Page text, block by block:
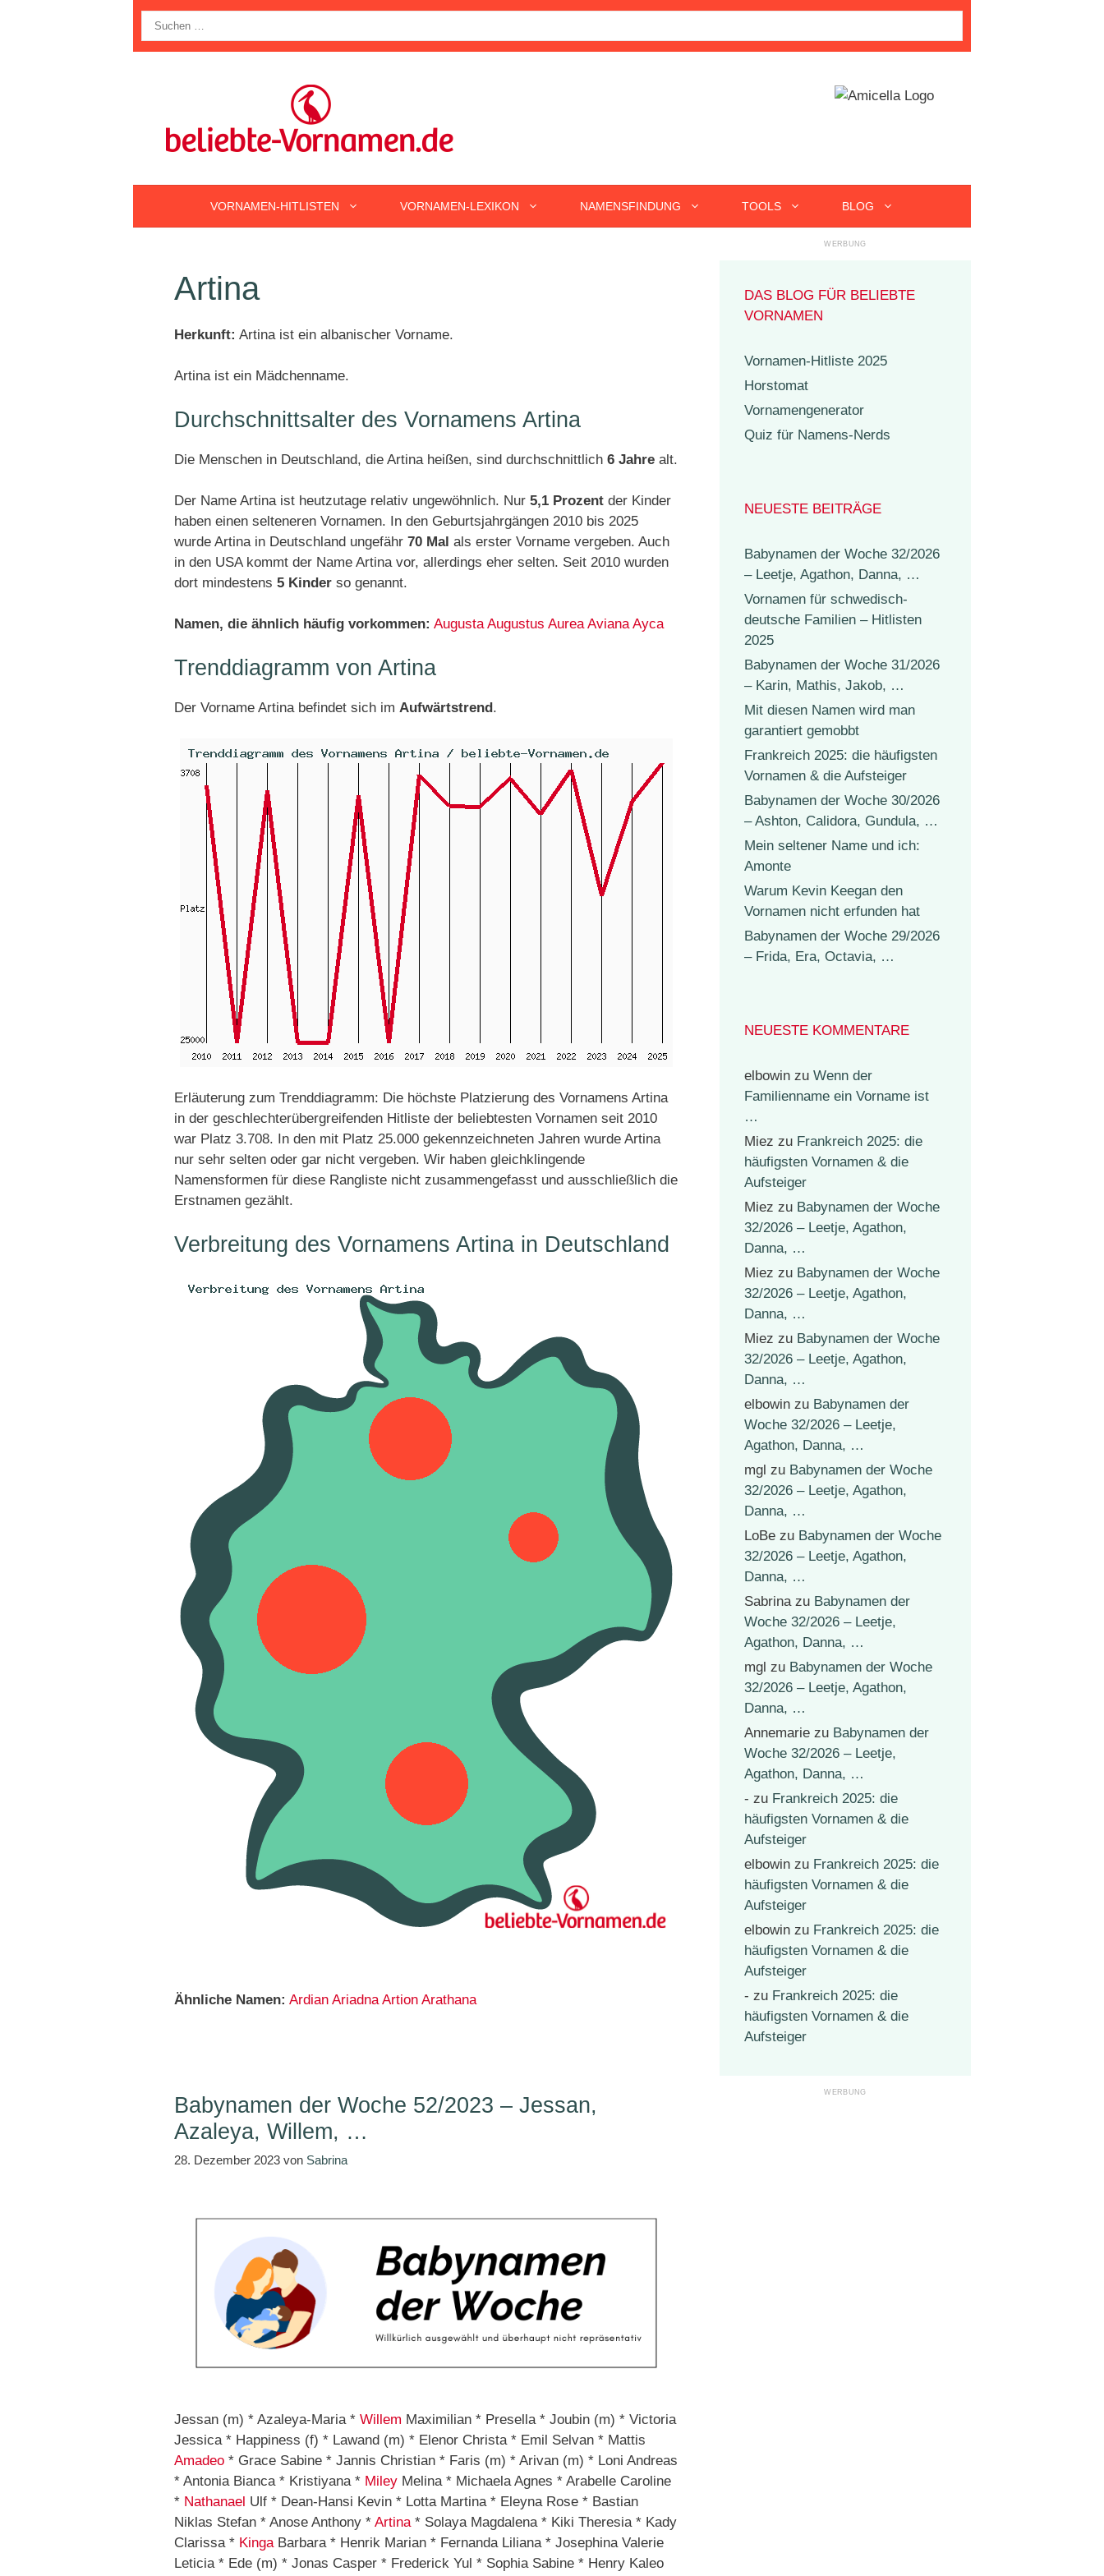
nach:
VORNAMEN-HITLISTEN VORNAMEN-LEXIKON NAMENSFINDUNG TOOLS BLOG
Artina
Herkunft: Artina ist ein albanischer Vorname.
Artina ist ein Mädchenname.
Durchschnittsalter des Vornamens Artina
Die Menschen in Deutschland, die Artina heißen, sind durchschnittlich 6 Jahre alt.
Der Name Artina ist heutzutage relativ ungewöhnlich. Nur 5,1 Prozent der Kinder
haben einen selteneren Vornamen. In den Geburtsjahrgängen 2010 bis 2025
wurde Artina in Deutschland ungefähr 70 Mal als erster Vorname vergeben. Auch
in den USA kommt der Name Artina vor, allerdings eher selten. Seit 2010 wurden
dort mindestens 5 Kinder so genannt.
Namen, die ähnlich häufig vorkommen: Augusta Augustus Aurea Aviana Ayca
Trenddiagramm von Artina
Der Vorname Artina befindet sich im Aufwärtstrend.
Erläuterung zum Trenddiagramm: Die höchste Platzierung des Vornamens Artina
in der geschlechterübergreifenden Hitliste der beliebtesten Vornamen seit 2010
war Platz 3.708. In den mit Platz 25.000 gekennzeichneten Jahren wurde Artina
nur sehr selten oder gar nicht vergeben. Wir haben gleichklingende
Namensformen für diese Rangliste nicht zusammengefasst und ausschließlich die
Erstnamen gezählt.
Verbreitung des Vornamens Artina in Deutschland
Ähnliche Namen: Ardian Ariadna Artion Arathana
Babynamen der Woche 52/2023 – Jessan,
Azaleya, Willem, …
28. Dezember 2023 von Sabrina
Jessan (m) * Azaleya-Maria * Willem Maximilian * Presella * Joubin (m) * Victoria
Jessica * Happiness (f) * Lawand (m) * Elenor Christa * Emil Selvan * Mattis
Amadeo * Grace Sabine * Jannis Christian * Faris (m) * Arivan (m) * Loni Andreas
* Antonia Bianca * Kristiyana * Miley Melina * Michaela Agnes * Arabelle Caroline
* Nathanael Ulf * Dean-Hansi Kevin * Lotta Martina * Eleyna Rose * Bastian
Niklas Stefan * Anose Anthony * Artina* Solaya Magdalena * Kiki Theresia * Kady
Clarissa * KingaBarbara * Henrik Marian * Fernanda Liliana * Josephina Valerie
Leticia * Ede (m) * Jonas Casper * Frederick Yul * Sophia Sabine * Henry Kaleo
DAS BLOG FÜR BELIEBTE
VORNAMEN
Vornamen-Hitliste 2025
Horstomat
Vornamengenerator
Quiz für Namens-Nerds
NEUESTE BEITRÄGE
Babynamen der Woche 32/2026
– Leetje, Agathon, Danna, …
Vornamen für schwedisch-
deutsche Familien – Hitlisten
2025
Babynamen der Woche 31/2026
– Karin, Mathis, Jakob, …
Mit diesen Namen wird man
garantiert gemobbt
Frankreich 2025: die häufigsten
Vornamen & die Aufsteiger
Babynamen der Woche 30/2026
– Ashton, Calidora, Gundula, …
Mein seltener Name und ich:
Amonte
Warum Kevin Keegan den
Vornamen nicht erfunden hat
Babynamen der Woche 29/2026
– Frida, Era, Octavia, …
NEUESTE KOMMENTARE
elbowin zu Wenn der
Familienname ein Vorname ist
…
Miez zu Frankreich 2025: die
häufigsten Vornamen & die
Aufsteiger
Miez zu Babynamen der Woche
32/2026 – Leetje, Agathon,
Danna, …
Miez zu Babynamen der Woche
32/2026 – Leetje, Agathon,
Danna, …
Miez zu Babynamen der Woche
32/2026 – Leetje, Agathon,
Danna, …
elbowin zu Babynamen der
Woche 32/2026 – Leetje,
Agathon, Danna, …
mgl zu Babynamen der Woche
32/2026 – Leetje, Agathon,
Danna, …
LoBe zu Babynamen der Woche
32/2026 – Leetje, Agathon,
Danna, …
Sabrinazu Babynamen der
Woche 32/2026 – Leetje,
Agathon, Danna, …
mgl zu Babynamen der Woche
32/2026 – Leetje, Agathon,
Danna, …
Annemarie zu Babynamen der
Woche 32/2026 – Leetje,
Agathon, Danna, …
- zu Frankreich 2025: die
häufigsten Vornamen & die
Aufsteiger
elbowin zu Frankreich 2025: die
häufigsten Vornamen & die
Aufsteiger
elbowin zu Frankreich 2025: die
häufigsten Vornamen & die
Aufsteiger
- zu Frankreich 2025: die
häufigsten Vornamen & die
Aufsteiger